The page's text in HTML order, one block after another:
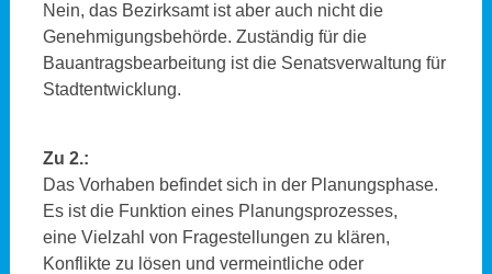
Nein, das Bezirksamt ist aber auch nicht die
Genehmigungsbehörde. Zuständig für die
Bauantragsbearbeitung ist die Senatsverwaltung für
Stadtentwicklung.
Zu 2.:
Das Vorhaben befindet sich in der Planungsphase.
Es ist die Funktion eines Planungsprozesses,
eine Vielzahl von Fragestellungen zu klären,
Konflikte zu lösen und vermeintliche oder